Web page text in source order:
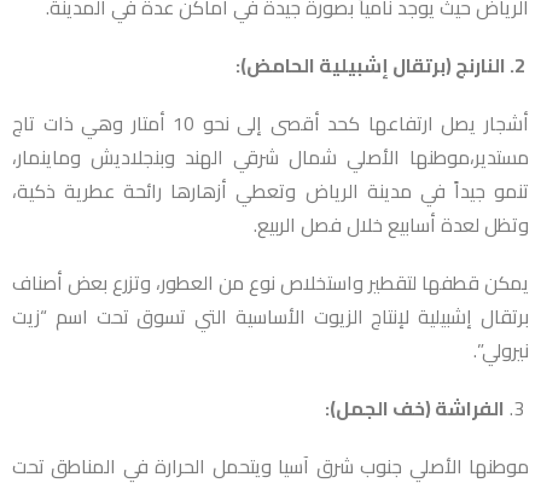
الرياض حيث يوجد نامياً بصورة جيدة في أماكن عدة في المدينة.
أشجار يصل ارتفاعها كحد أقصى إلى نحو 10 أمتار وهي ذات تاج
مستدير،موطنها الأصلي شمال شرقي الهند وبنجلاديش وماينمار،
تنمو جيداً في مدينة الرياض وتعطي أزهارها رائحة عطرية ذكية،
وتظل لعدة أسابيع خلال فصل الربيع.
يمكن قطفها لتقطير واستخلاص نوع من العطور، وتزرع بعض أصناف
برتقال إشبيلية لإنتاج الزيوت الأساسية التي تسوق تحت اسم “زيت
نيرولي”.
الفراشة (خف الجمل):
موطنها الأصلي جنوب شرق آسيا ويتحمل الحرارة في المناطق تحت